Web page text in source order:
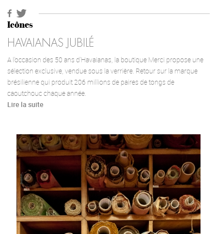
Icônes
HAVAIANAS JUBILÉ
A l’occasion des 50 ans d’Havaianas, la boutique Merci propose une
sélection exclusive, vendue sous la verrière. Retour sur la marque
brésilienne qui produit 206 millions de paires de tongs de
caoutchouc chaque année.
Lire la suite